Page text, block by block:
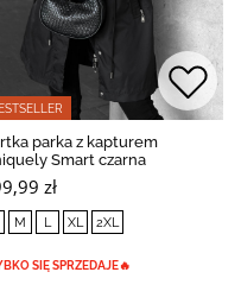
parka z kapturem
Smart czarna
zł
M L XL 2XL
SIĘ SPRZEDAJE🔥